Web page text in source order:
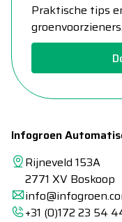
Praktische tips
groenvoorzieners.
Infogroen
Rijneveld 153A
2771 XV Boskoop
+31 (0)172 23 54